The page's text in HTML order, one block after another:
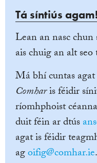
Tá síntiús agam!
Lean an nasc
ais chuig an alt seo
Má bhí cuntas
Comharis féidir
ríomhphoist
duit féin ar dtús
agat is féidir
agoifig@comhar.ie.